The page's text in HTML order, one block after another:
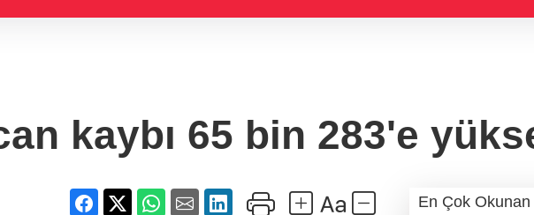
kaybı 65 bin 283'e
En Çok